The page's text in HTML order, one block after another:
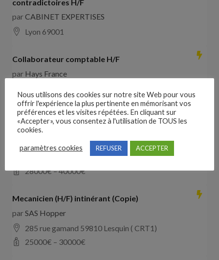
contradictoires H/F
parCABINET EXPERTISES
Lyon 69001
Collaborateur comptable H/F
par Hays France
Comducteur poids lourd avec expérience dans les
travaux publics
les landes de cassentin RD910
28000€ –40000€
Mecanicien (H/F) intinérant (Copie)
parSAS Hopper
285 rue gamand 59810 Lesquin ( CRT1)
25000€ – 30000€
Nous utilisons des cookies sur notre site Web pour vous
offrir l'expérience la plus pertinente en mémorisant vos
préférences et les visites répétées. En cliquant sur
«Accepter», vous consentez à l'utilisation de TOUS les
cookies.
paramètres cookies REFUSER ACCEPTER